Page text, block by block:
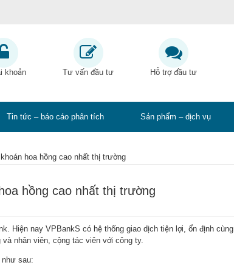
khoản Tư vấn đầu tư Hỗ trợ đầu tư
Tin tức – báo cáo phân tích Sản phẩm – dịch vụ
hoa hồng cao nhất thị trường
hồng cao nhất thị trường
Hiện nay VPBankS có hệ thống giao dịch tiện lợi, ổn định cùng
nhân viên, cộng tác viên với công ty.
sau: